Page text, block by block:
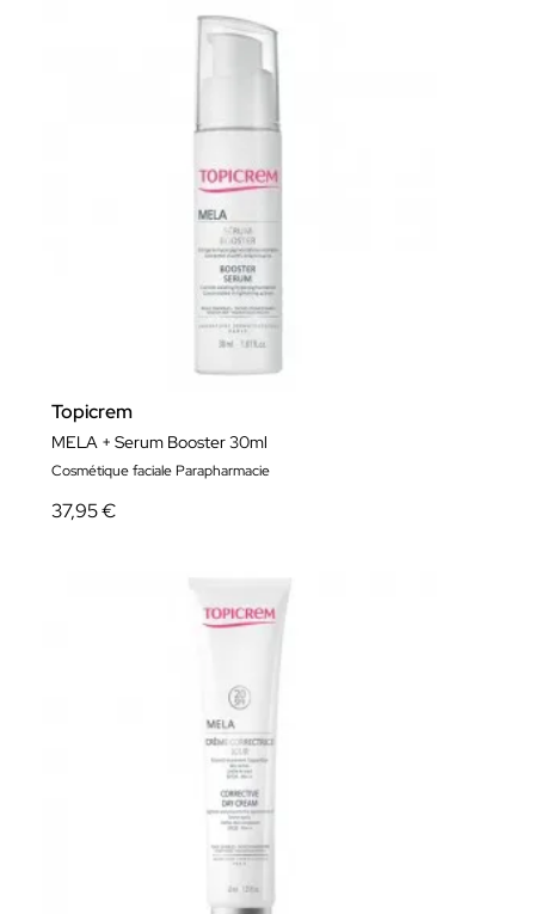
Topicrem
MELA + Serum Booster 30ml
Cosmétique faciale Parapharmacie
37,95 €